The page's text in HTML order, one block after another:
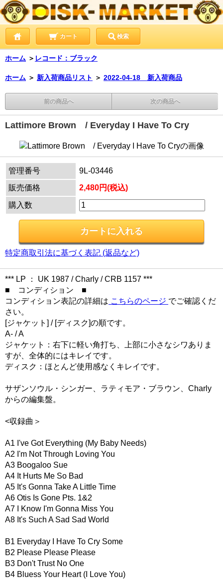
カート 検索
ホーム ＞ レコード：ブラック
ホーム ＞ 新入荷商品リスト ＞ 2022-04-18 新入荷商品
前の商品へ 次の商品へ
Lattimore Brown / Everyday I Have To Cry
管理番号
9L-03446
販売価格
2,480円(税込)
購入数
特定商取引法に基づく表記 (返品など)
*** LP ： UK 1987 / Charly / CRB 1157 ***
■ コンディション ■
コンディション表記の詳細は こちらのページ でご確認くだ
さい。
[ジャケット] / [ディスク]の順です。
A- / A
ジャケット：右下に軽い角打ち、上部に小さなシワありま
すが、全体的にはキレイです。
ディスク：ほとんど使用感なくキレイです。
サザンソウル・シンガー、ラティモア・ブラウン、Charly
からの編集盤。
<収録曲＞
A1 I've Got Everything (My Baby Needs)
A2 I'm Not Through Loving You
A3 Boogaloo Sue
A4 It Hurts Me So Bad
A5 It's Gonna Take A Little Time
A6 Otis Is Gone Pts. 1&2
A7 I Know I'm Gonna Miss You
A8 It's Such A Sad Sad World
B1 Everyday I Have To Cry Some
B2 Please Please Please
B3 Don't Trust No One
B4 Bluess Your Heart (I Love You)